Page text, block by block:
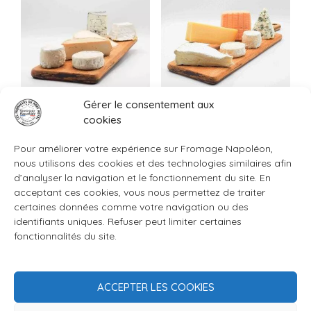
Gérer le consentement aux
cookies
Pour améliorer votre expérience sur Fromage Napoléon,
nous utilisons des cookies et des technologies similaires afin
d’analyser la navigation et le fonctionnement du site. En
acceptant ces cookies, vous nous permettez de traiter
certaines données comme votre navigation ou des
identifiants uniques. Refuser peut limiter certaines
fonctionnalités du site.
ACCEPTER LES COOKIES
BOX Surprise de
CHEVRE 1 Kg
AJOUTER AU PANIER
BOX Surprise MIXTE – 1
AJOUTER AU PANIER